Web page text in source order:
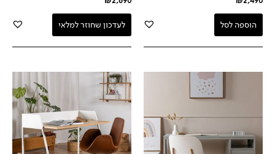
הוספה לסל לעדכון שחוזר למלאי